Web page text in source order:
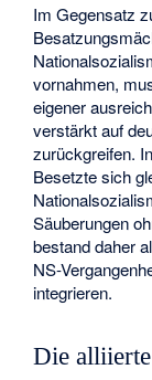
Im Gegensatz
vornahmen,
eigener
verstärkt auf
zurückgreifen.
Besetzte sich
Säuberungen
bestand daher
NS-
integrieren.
Die